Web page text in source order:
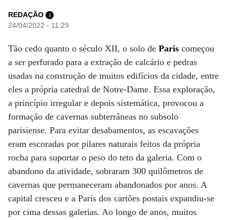
REDAÇÃO i
24/04/2022 - 11:29
Tão cedo quanto o século XII, o solo de Paris começou
a ser perfurado para a extração de calcário e pedras
usadas na construção de muitos edifícios da cidade, entre
eles a própria catedral de Notre-Dame. Essa exploração,
a princípio irregular e depois sistemática, provocou a
formação de cavernas subterrâneas no subsolo
parisiense. Para evitar desabamentos, as escavações
eram escoradas por pilares naturais feitos da própria
rocha para suportar o peso do teto da galeria. Com o
abandono da atividade, sobraram 300 quilômetros de
cavernas que permaneceram abandonados por anos. A
capital cresceu e a Paris dos cartões postais expandiu-se
por cima dessas galerias. Ao longo de anos, muitos